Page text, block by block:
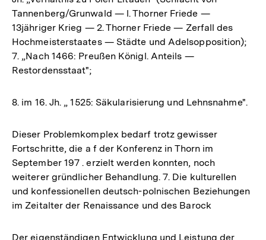
Tannenberg/Grunwald — l. Thorner Friede —
13jähriger Krieg — 2. Thorner Friede — Zerfall des
Hochmeisterstaates — Städte und Adelsopposition);
7. „Nach 1466: Preußen Königl. Anteils —
Restordensstaat";
8. im 16. Jh. „ 1525: Säkularisierung und Lehnsnahme".
Dieser Problemkomplex bedarf trotz gewisser
Fortschritte, die a f der Konferenz in Thorn im
September 197 . erzielt werden konnten, noch
weiterer gründlicher Behandlung. 7. Die kulturellen
und konfessionellen deutsch-polnischen Beziehungen
im Zeitalter der Renaissance und des Barock
Der eigenständigen Entwicklung und Leistung der